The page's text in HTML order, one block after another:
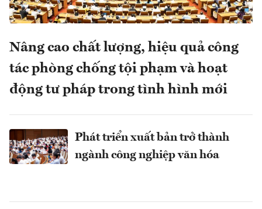
Nâng cao chất lượng, hiệu quả công
tác phòng chống tội phạm và hoạt
động tư pháp trong tình hình mới
Phát triển xuất bản trở thành
ngành công nghiệp văn hóa